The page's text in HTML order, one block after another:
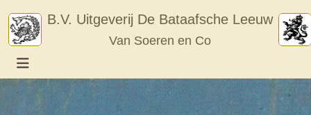
content
B.V. Uitgeverij De Bataafsche Leeuw
Van Soeren en Co